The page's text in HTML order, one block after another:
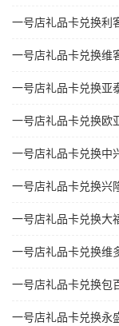
一号店礼品卡兑换利
一号店礼品卡兑换维
一号店礼品卡兑换亚
一号店礼品卡兑换欧
一号店礼品卡兑换中
一号店礼品卡兑换兴
一号店礼品卡兑换大
一号店礼品卡兑换维
一号店礼品卡兑换包
一号店礼品卡兑换永